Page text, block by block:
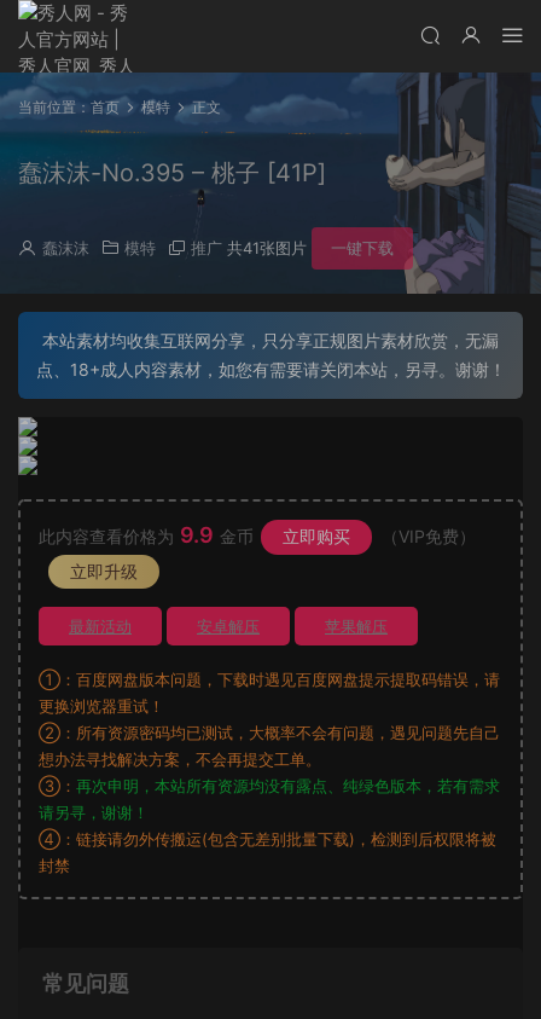
当前位置： 首页 模特 正文
蠢沫沫-No.395 – 桃子 [41P]
蠢沫沫 模特 推广 共41张图片 一键下载
本站素材均收集互联网分享，只分享正规图片素材欣赏，无漏
点、18+成人内容素材，如您有需要请关闭本站，另寻。谢谢！
此内容查看价格为 9.9 金币 立即购买
（VIP免费）
立即升级
最新活动 安卓解压 苹果解压
①：百度网盘版本问题，下载时遇见百度网盘提示提取码错误，请
更换浏览器重试！
②：所有资源密码均已测试，大概率不会有问题，遇见问题先自己
想办法寻找解决方案，不会再提交工单。
③： 再次申明，本站所有资源均没有露点、纯绿色版本，若有需求
请另寻，谢谢！
④：链接请勿外传搬运(包含无差别批量下载)，检测到后权限将被
封禁
常见问题